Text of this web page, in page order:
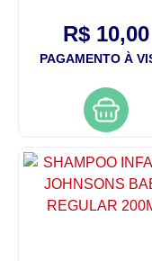
R$ 10,00
PAGAMENTO À